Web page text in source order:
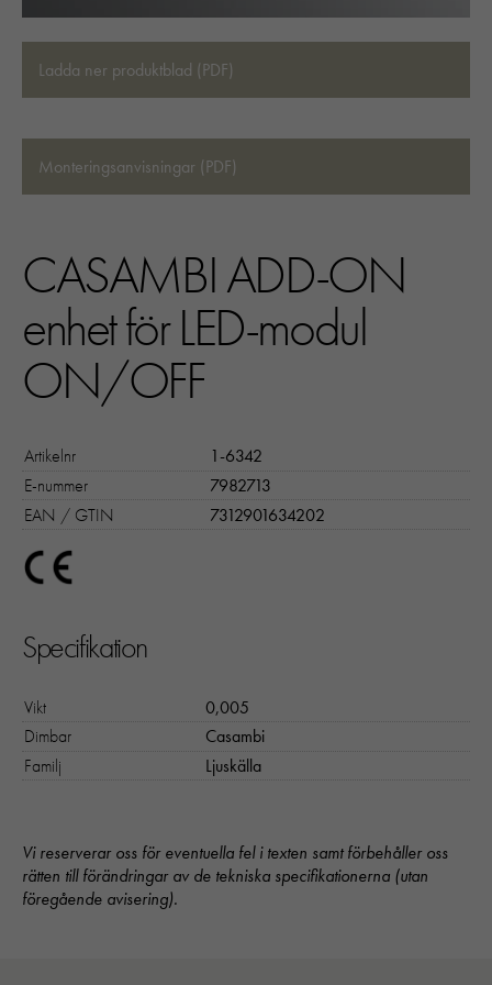
Ladda ner produktblad (PDF)
Monteringsanvisningar (PDF)
CASAMBI ADD-ON
enhet för LED-modul
ON/OFF
Artikelnr
1-6342
E-nummer
7982713
EAN / GTIN
7312901634202
Specifikation
Vikt
0,005
Dimbar
Casambi
Familj
Ljuskälla
Vi reserverar oss för eventuella fel i texten samt förbehåller oss
rätten till förändringar av de tekniska specifikationerna (utan
föregående avisering).